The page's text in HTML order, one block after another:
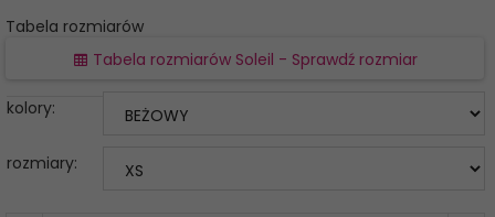
Tabela rozmiarów
Tabela rozmiarów Soleil - Sprawdź rozmiar
kolory:
rozmiary: